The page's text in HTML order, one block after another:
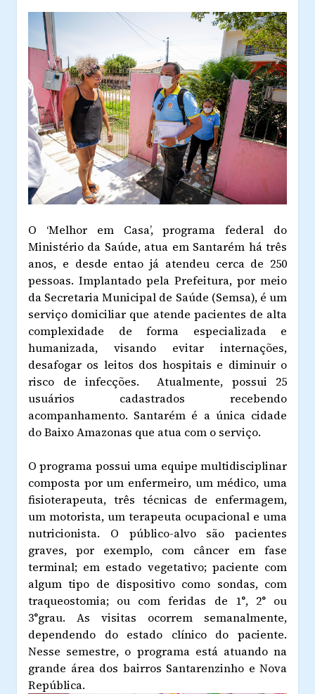
O ‘Melhor em Casa’, programa federal do
Ministério da Saúde, atua em Santarém há três
anos, e desde entao já atendeu cerca de 250
pessoas. Implantado pela Prefeitura, por meio
da Secretaria Municipal de Saúde (Semsa), é um
serviço domiciliar que atende pacientes de alta
complexidade de forma especializada e
humanizada, visando evitar internações,
desafogar os leitos dos hospitais e diminuir o
risco de infecções. Atualmente, possui 25
usuários cadastrados recebendo
acompanhamento. Santarém é a única cidade
do Baixo Amazonas que atua com o serviço.
O programa possui uma equipe multidisciplinar
composta por um enfermeiro, um médico, uma
fisioterapeuta, três técnicas de enfermagem,
um motorista, um terapeuta ocupacional e uma
nutricionista. O público-alvo são pacientes
graves, por exemplo, com câncer em fase
terminal; em estado vegetativo; paciente com
algum tipo de dispositivo como sondas, com
traqueostomia; ou com feridas de 1°, 2° ou
3°grau. As visitas ocorrem semanalmente,
dependendo do estado clínico do paciente.
Nesse semestre, o programa está atuando na
grande área dos bairros Santarenzinho e Nova
República.